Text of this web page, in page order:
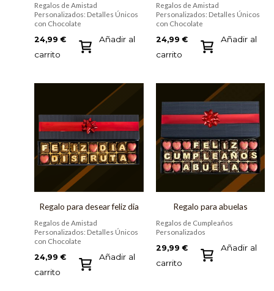
Regalos de Amistad
Personalizados: Detalles Únicos
con Chocolate
24,99€
Añadir al
carrito
Regalos de Amistad
Personalizados: Detalles Únicos
con Chocolate
24,99 €
Añadir al
carrito
Regalo para desear feliz dia
Regalos de Amistad
Personalizados: Detalles Únicos
con Chocolate
24,99€
Añadir al
carrito
Regalo para abuelas
Regalos de Cumpleaños
Personalizados
29,99 €
Añadir al
carrito